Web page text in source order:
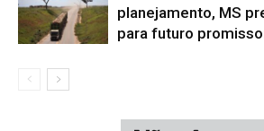
planejamento, MS
para futuro